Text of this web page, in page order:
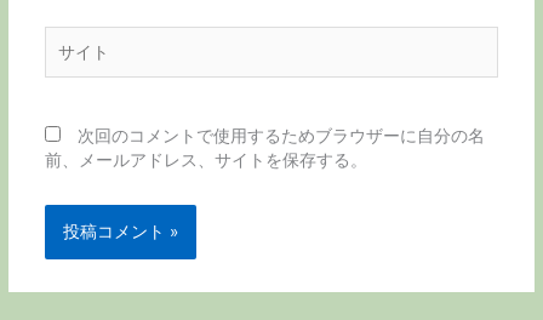
次回のコメントで使用するためブラウザーに自分の名
前、メールアドレス、サイトを保存する。